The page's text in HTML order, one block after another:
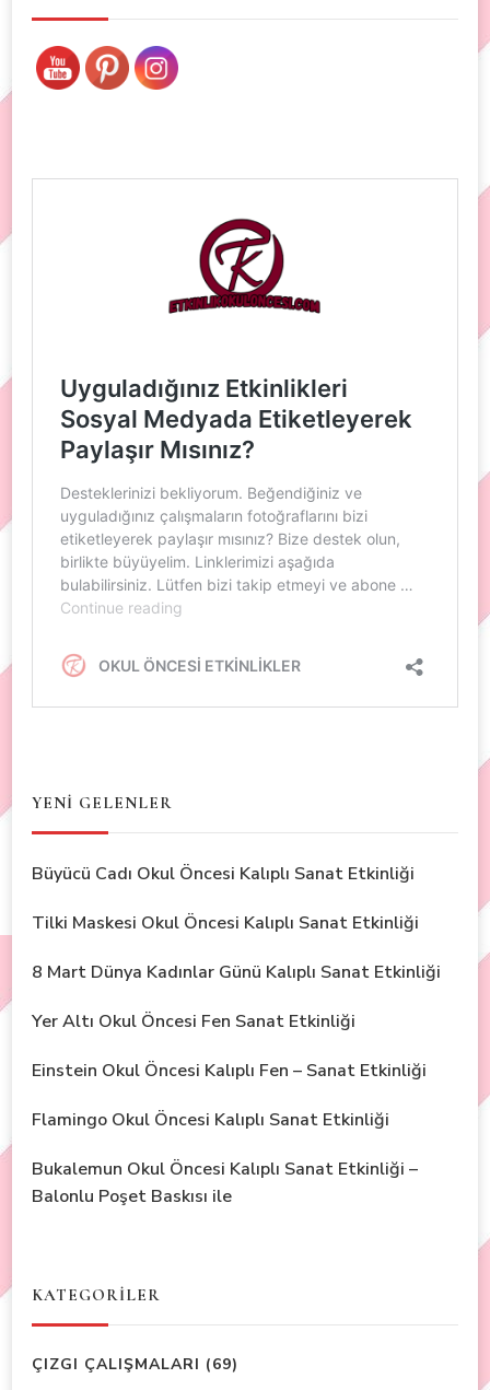
YENİ GELENLER
Büyücü Cadı Okul Öncesi Kalıplı Sanat Etkinliği
Tilki Maskesi Okul Öncesi Kalıplı Sanat Etkinliği
8 Mart Dünya Kadınlar Günü Kalıplı Sanat Etkinliği
Yer Altı Okul Öncesi Fen Sanat Etkinliği
Einstein Okul Öncesi Kalıplı Fen – Sanat Etkinliği
Flamingo Okul Öncesi Kalıplı Sanat Etkinliği
Bukalemun Okul Öncesi Kalıplı Sanat Etkinliği –
Balonlu Poşet Baskısı ile
KATEGORİLER
ÇIZGI ÇALIŞMALARI (69)